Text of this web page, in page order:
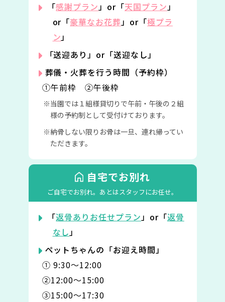
「感謝プラン」or「天国プラン」
or「豪華なお花葬」or「極プラ
ン」
「送迎あり」or「送迎なし」
葬儀・火葬を行う時間（予約枠）
①午前枠 ②午後枠
当園では１組様貸切りで午前・午後の２組
様の予約制として受付けております。
納骨しない限りお骨は一旦、連れ帰ってい
ただきます。
自宅でお別れ
ご自宅でお別れ。 あとはスタッフにお任せ。
「返骨ありお任せプラン」or「返骨
なし」
ペットちゃんの「お迎え時間」
① 9:30〜12:00
②12:00〜15:00
③15:00〜17:30